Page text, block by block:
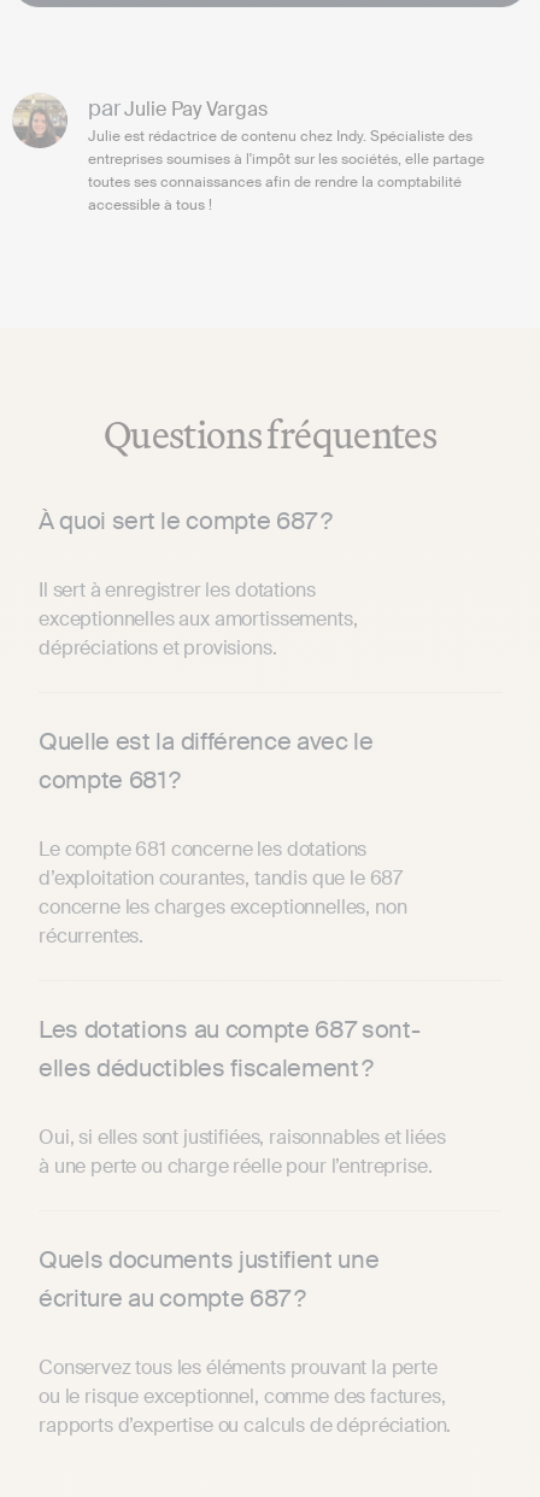
parJulie Pay Vargas
Julie est rédactrice de contenu chez Indy. Spécialiste des
entreprises soumises à l'impôt sur les sociétés, elle partage
toutes ses connaissances afin de rendre la comptabilité
accessible à tous !
Questions fréquentes
À quoi sert le compte 687 ?
Il sert à enregistrer les dotations
exceptionnelles aux amortissements,
dépréciations et provisions.
Quelle est la différence avec le
compte 681 ?
Le compte 681 concerne les dotations
d’exploitation courantes, tandis que le 687
concerne les charges exceptionnelles, non
récurrentes.
Les dotations au compte 687 sont-
elles déductibles fiscalement ?
Oui, si elles sont justifiées, raisonnables et liées
à une perte ou charge réelle pour l’entreprise.
Quels documents justifient une
écriture au compte 687 ?
Conservez tous les éléments prouvant la perte
ou le risque exceptionnel, comme des factures,
rapports d’expertise ou calculs de dépréciation.